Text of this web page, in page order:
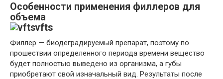
Особенности применения филлеров для
объема
Филлер — биодеградируемый препарат, поэтому по
прошествии определенного периода времени вещество
будет полностью выведено из организма, а губы
приобретают свой изначальный вид. Результаты после